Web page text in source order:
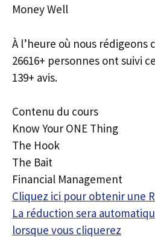
Money Well
À l’heure où nous rédigeons
26616+ personnes ont suivi
139+ avis.
Contenu du cours
Know Your ONE Thing
The Hook
The Bait
Financial Management
Cliquez ici pour obtenir une
La réduction sera
lorsque vous cliquerez